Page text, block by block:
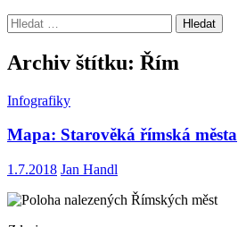
Vyhledávání
Archiv štítku: Řím
Infografiky
Mapa: Starověká římská města
1.7.2018 Jan Handl